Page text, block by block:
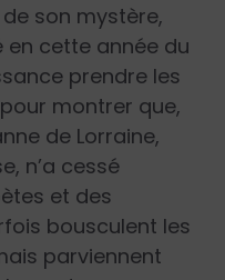
son mystère,
cette année du
prendre les
montrer que,
de Lorraine,
n’a cessé
et des
bousculent les
parviennent